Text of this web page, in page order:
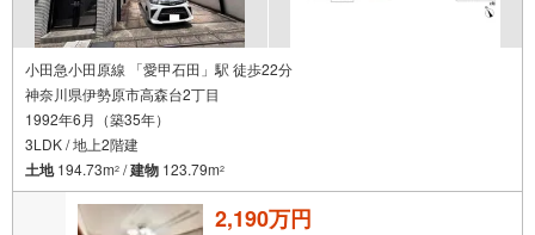
受
け
取
る
・
条
小田急小田原線 「愛甲石田」駅 徒歩22分
神奈川県伊勢原市高森台2丁目
1992年6月（築35年）
3LDK / 地上2階建
土地194.73m2 /建物 123.79m2
2,190万円